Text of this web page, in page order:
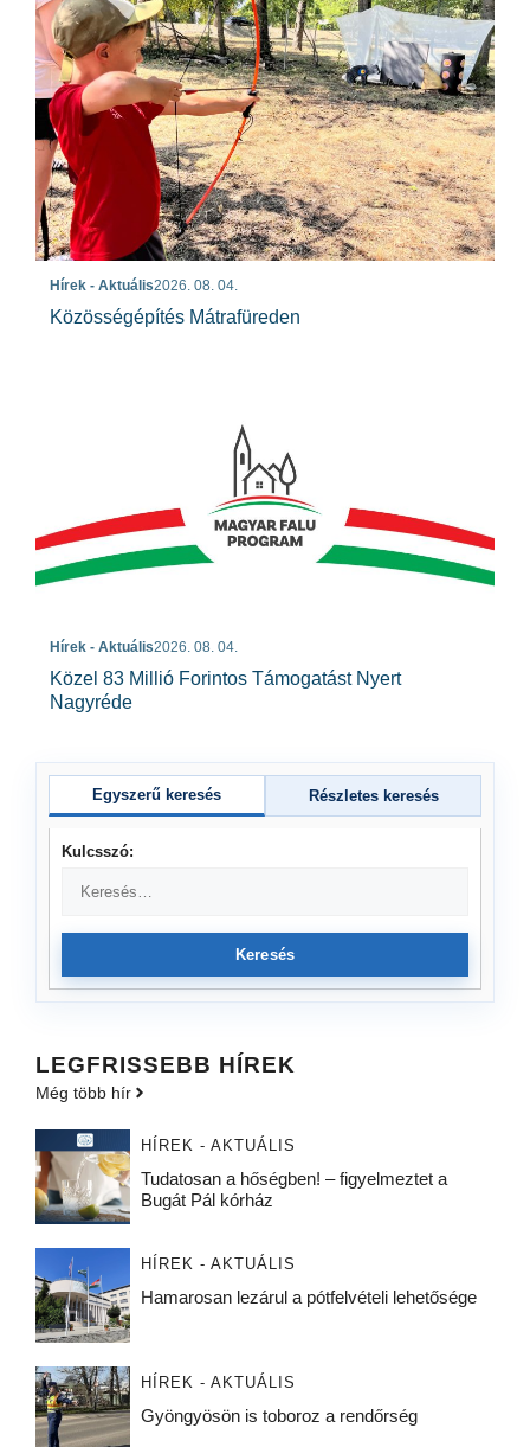
Hírek - Aktuális2026. 08. 04.
Közösségépítés Mátrafüreden
Hírek - Aktuális2026. 08. 04.
Közel 83 Millió Forintos Támogatást Nyert
Nagyréde
Egyszerű keresés Részletes keresés
Kulcsszó:
Keresés
LEGFRISSEBB HÍREK
Még több hír
HÍREK - AKTUÁLIS
Tudatosan a hőségben! – figyelmeztet a
Bugát Pál kórház
HÍREK - AKTUÁLIS
Hamarosan lezárul a pótfelvételi lehetősége
HÍREK - AKTUÁLIS
Gyöngyösön is toboroz a rendőrség